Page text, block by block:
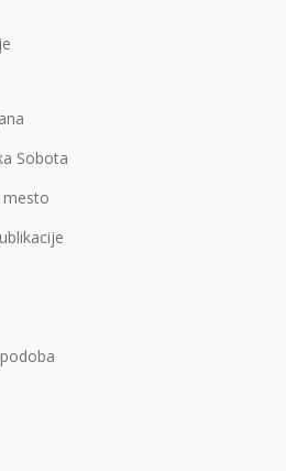
Sobota
mesto